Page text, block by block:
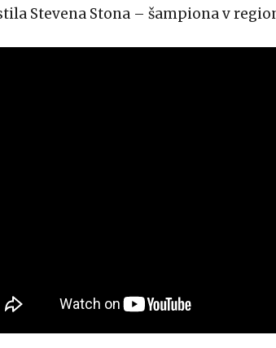
Stevena Stona – šampiona v